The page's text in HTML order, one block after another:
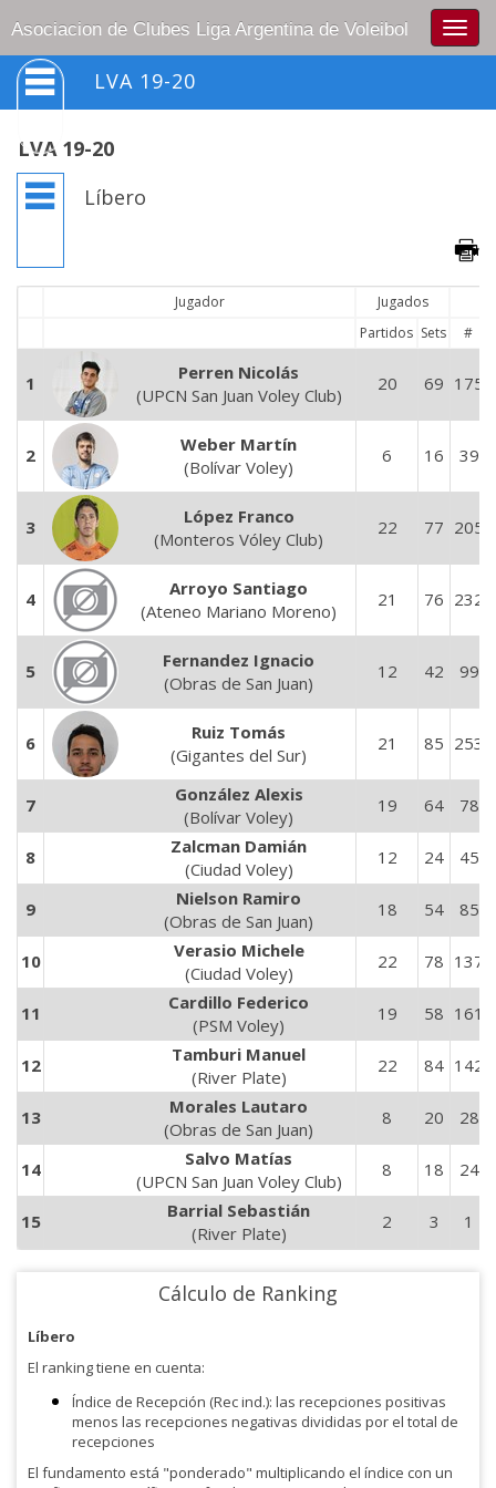
Asociacion de Clubes Liga Argentina de Voleibol
LVA 19-20
LVA 19-20
Líbero
Jugador
Jugados
Partidos Sets #
1
Perren Nicolás
(UPCN San Juan Voley Club)
20 69 175
2
Weber Martín
(Bolívar Voley)
6 16 39
3
López Franco
(Monteros Vóley Club)
22 77 205
4
Arroyo Santiago
(Ateneo Mariano Moreno)
21 76 232
5
Fernandez Ignacio
(Obras de San Juan)
12 42 99
6
Ruiz Tomás
(Gigantes del Sur)
21 85 253
7
González Alexis
(Bolívar Voley)
19 64 78
8
Zalcman Damián
(Ciudad Voley)
12 24 45
9
Nielson Ramiro
(Obras de San Juan)
18 54 85
10
Verasio Michele
(Ciudad Voley)
22 78 137
11
Cardillo Federico
(PSM Voley)
19 58 161
12
Tamburi Manuel
(River Plate)
22 84 142
13
Morales Lautaro
(Obras de San Juan)
8 20 28
14
Salvo Matías
(UPCN San Juan Voley Club)
8 18 24
15
Barrial Sebastián
(River Plate)
2 3 1
Cálculo de Ranking
Líbero
El ranking tiene en cuenta:
Índice de Recepción (Rec ind.): las recepciones positivas
menos las recepciones negativas divididas por el total de
recepciones
El fundamento está "ponderado" multiplicando el índice con un